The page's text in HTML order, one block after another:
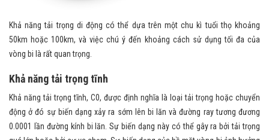
Khả năng tải trọng di động có thể dựa trên một chu kì tuổi thọ khoảng
50km hoặc 100km, và việc chú ý đến khoảng cách sử dụng tối đa của
vòng bi là rất quan trọng.
Khả năng tải trọng tĩnh
Khả năng tải trọng tĩnh, C0, được định nghĩa là loại tải trọng hoặc chuyển
động ở đó sự biến dạng xảy ra sớm lên bi lăn và đường ray tương đương
0.0001 lần đường kính bi lăn. Sự biến dạng này có thể gây ra bởi tải trọng